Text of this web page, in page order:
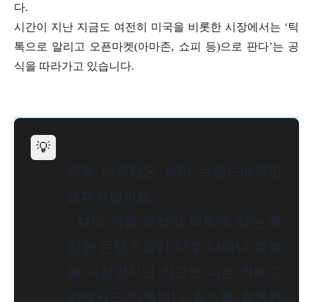
다.
시간이 지난 지금도 여전히 미국을 비롯한 시장에서는 ‘틱
톡으로 알리고 오픈마켓(아마존, 쇼피 등)으로 판다’는 공
식을 따라가고 있습니다.
💡
틱톡 마케팅은 뷰티 브랜드에게만
효과적일까요?
- 뷰티 제품 특성상 틱톡에 맞는 후
킹한 콘텐츠들이 다수 나타나 흥행
을 이끌었지만 최근엔 다른 카테고
리에서도 틱톡이나 릴스를 활용한